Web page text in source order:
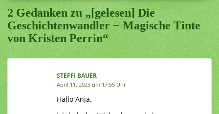
2 Gedanken zu „[gelesen] Die
Geschichtenwandler − Magische Tinte
von Kristen Perrin“
STEFFI BAUER
April 11, 2023 um 17:55 Uhr
Hallo Anja,